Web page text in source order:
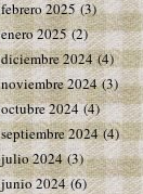
febrero 2025(3)
enero 2025(2)
diciembre 2024(4)
noviembre 2024(3)
octubre 2024(4)
septiembre 2024(4)
julio 2024(3)
junio 2024(6)